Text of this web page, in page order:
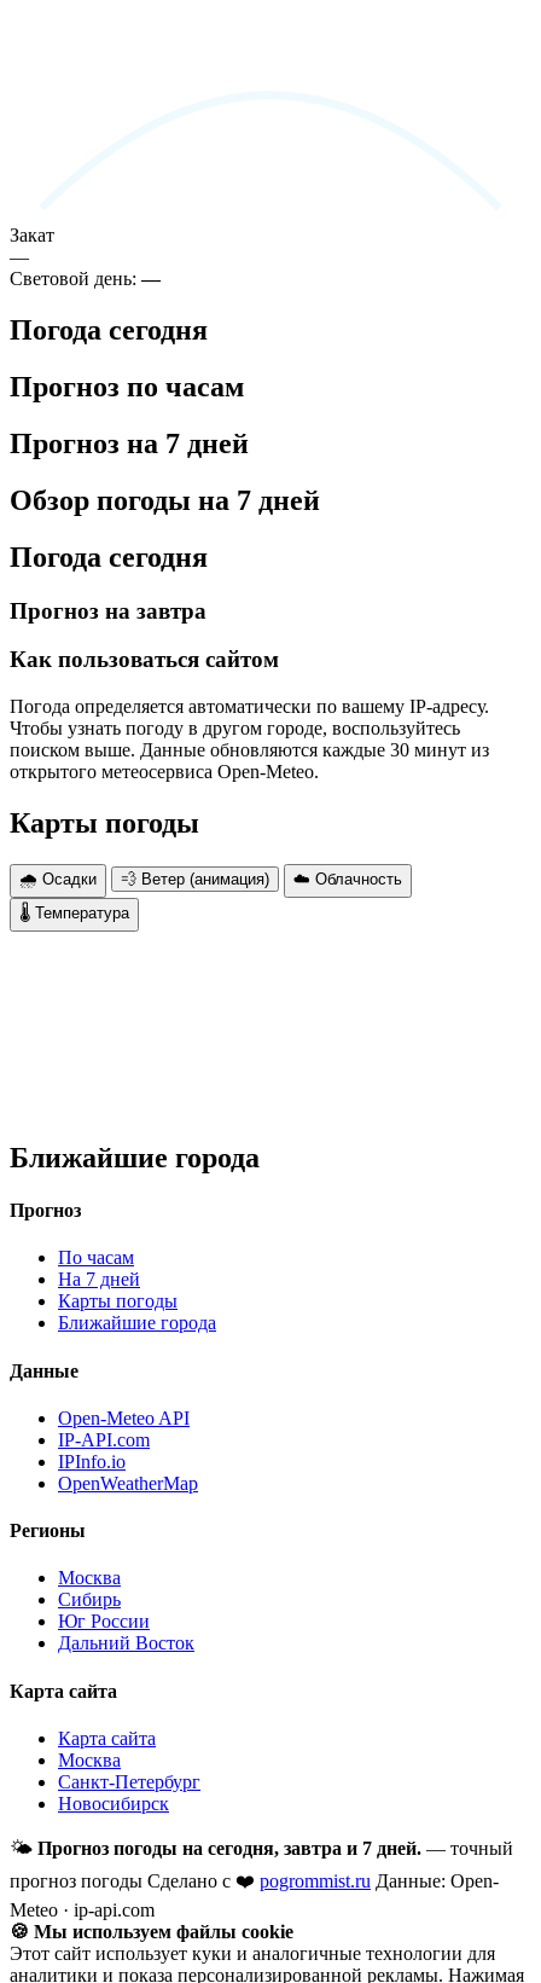
Закат
—
Световой день:—
Погода сегодня
Прогноз по часам
Прогноз на 7 дней
Обзор погоды на 7 дней
Погода сегодня
Прогноз на завтра
Как пользоваться сайтом
Погода определяется автоматически по вашему IP-адресу.
Чтобы узнать погоду в другом городе, воспользуйтесь
поиском выше. Данные обновляются каждые 30 минут из
открытого метеосервиса Open-Meteo.
Карты погоды
🌧 Осадки 💨 Ветер (анимация)
☁️ Облачность
🌡 Температура
Ближайшие города
Прогноз
По часам
На 7 дней
Карты погоды
Ближайшие города
Данные
Open-Meteo API
IP-API.com
IPInfo.io
OpenWeatherMap
Регионы
Москва
Сибирь
Юг России
Дальний Восток
Карта сайта
Карта сайта
Москва
Санкт-Петербург
Новосибирск
🌤 Прогноз погоды на сегодня, завтра и 7 дней. — точный
прогноз погоды Сделано с ❤️ pogrommist.ru Данные: Open-
Meteo · ip-api.com
🍪 Мы используем файлы cookie
Этот сайт использует куки и аналогичные технологии для
аналитики и показа персонализированной рекламы. Нажимая